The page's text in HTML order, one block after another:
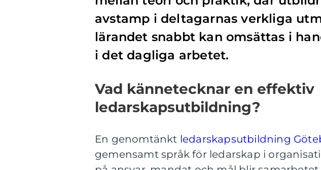
avstamp i deltagarnas verkliga
lärandet snabbt kan omsättas i
i det dagliga arbetet.
Vad kännetecknar en effektiv
ledarskapsutbildning?
En genomtänkt ledarskapsutbildning
gemensamt språk för ledarskap i